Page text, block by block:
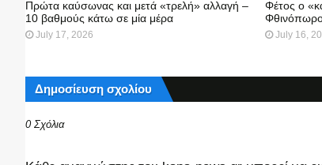
Πρώτα καύσωνας και μετά «τρελή» αλλαγή –
10 βαθμούς κάτω σε μία μέρα
July 17, 2026
Φέτος ο
July 16,
Δημοσίευση σχολίου
0 Σχόλια